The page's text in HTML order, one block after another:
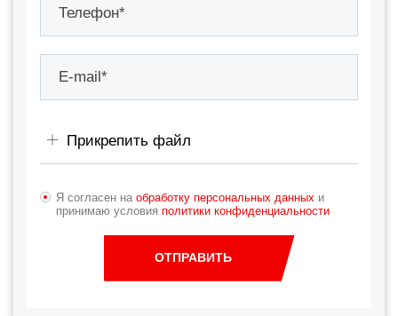
Прикрепить файл
Я согласен на обработку персональных данных и
принимаю условия политики конфиденциальности
ОТПРАВИТЬ